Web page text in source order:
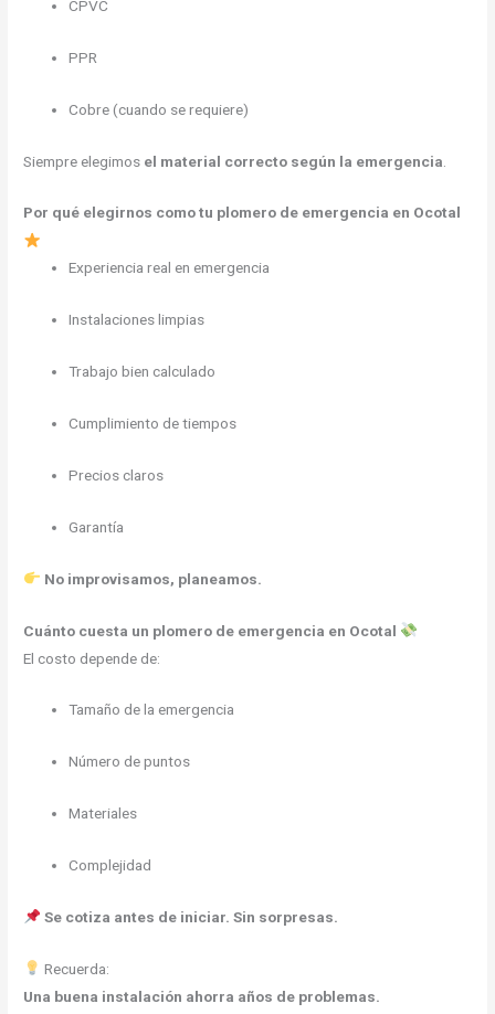
CPVC
PPR
Cobre (cuando se requiere)
Siempre elegimos el material correcto según la emergencia
Por qué elegirnos como tu plomero de emergencia en Ocotal
Experiencia real en emergencia
Instalaciones limpias
Trabajo bien calculado
Cumplimiento de tiempos
Precios claros
Garantía
No improvisamos, planeamos.
Cuánto cuesta un plomero de emergencia en Ocotal
El costo depende de:
Tamaño de la emergencia
Número de puntos
Materiales
Complejidad
Se cotiza antes de iniciar. Sin sorpresas.
Recuerda:
Una buena instalación ahorra años de problemas.